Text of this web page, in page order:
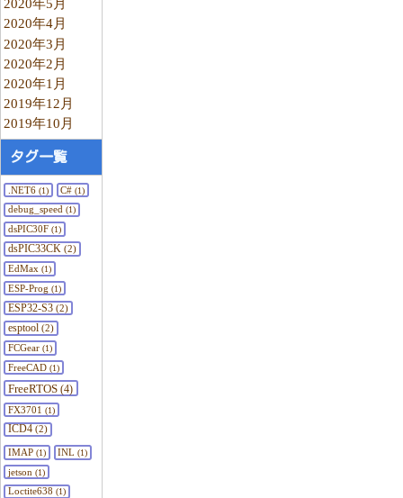
2020年5月
2020年4月
2020年3月
2020年2月
2020年1月
2019年12月
2019年10月
タグ一覧
.NET6(1) C# (1)
debug_speed(1)
dsPIC30F(1)
dsPIC33CK (2)
EdMax (1)
ESP-Prog (1)
ESP32-S3 (2)
esptool (2)
FCGear(1)
FreeCAD(1)
FreeRTOS (4)
FX3701 (1)
ICD4 (2)
IMAP(1) INL (1)
jetson (1)
Loctite638 (1)